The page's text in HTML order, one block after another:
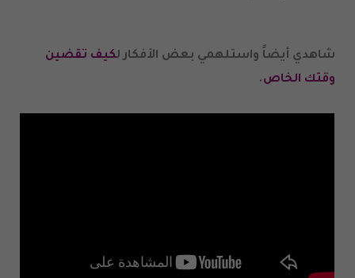
شاهدي أيضاً واستلهمي بعض الأفكار لكيف تقضين
وقتك الخاص.